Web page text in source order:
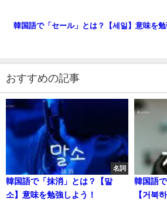
韓国語で「セール」とは？【세일】意味を勉
おすすめの記事
名詞
韓国語で「抹消」とは？【말
소】意味を勉強しよう！
韓国語
【거북